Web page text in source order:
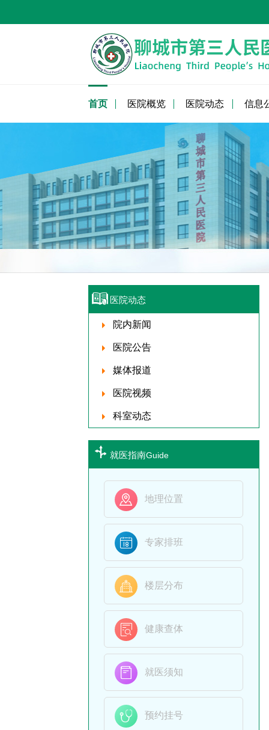
首页 医院概览 医院动态 信息
医院动态
院内新闻
医院公告
媒体报道
医院视频
科室动态
就医指南Guide
 地理位置
 专家排班
 楼层分布
 健康查体
 就医须知
 预约挂号